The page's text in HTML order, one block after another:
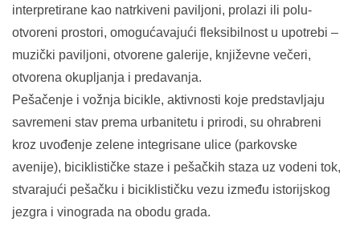
interpretirane kao natrkiveni paviljoni, prolazi ili polu-
otvoreni prostori, omogućavajući fleksibilnost u upotrebi –
muzički paviljoni, otvorene galerije, književne večeri,
otvorena okupljanja i predavanja.
Pešačenje i vožnja bicikle, aktivnosti koje predstavljaju
savremeni stav prema urbanitetu i prirodi, su ohrabreni
kroz uvođenje zelene integrisane ulice (parkovske
avenije), biciklističke staze i pešačkih staza uz vodeni tok,
stvarajući pešačku i biciklističku vezu između istorijskog
jezgra i vinograda na obodu grada.